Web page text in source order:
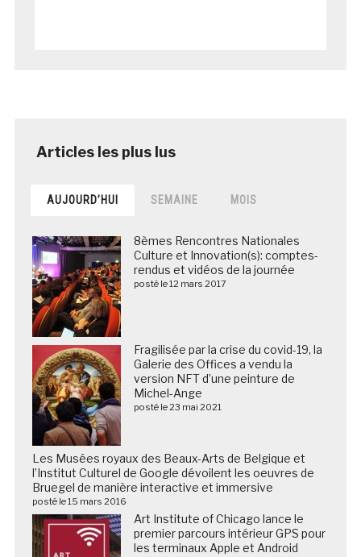
AUJOURD’HUI SEMAINE MOIS
8èmes Rencontres Nationales
Culture et Innovation(s): comptes-
rendus et vidéos de la journée
posté le 12 mars 2017
Fragilisée par la crise du covid-19, la
Galerie des Offices a vendu la
version NFT d’une peinture de
Michel-Ange
posté le 23 mai 2021
Les Musées royaux des Beaux-Arts de Belgique et
l’Institut Culturel de Google dévoilent les oeuvres de
Bruegel de manière interactive et immersive
posté le 15 mars 2016
Art Institute of Chicago lance le
premier parcours intérieur GPS pour
les terminaux Apple et Android